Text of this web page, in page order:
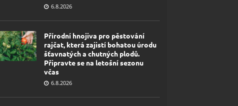
6.8.2026
Přírodní hnojiva pro pěstování
rajčat, která zajistí bohatou úrodu
šťavnatých a chutných plodů.
Připravte se na letošní sezonu
včas
6.8.2026